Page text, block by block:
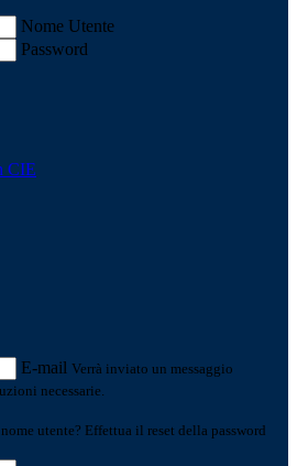
Nome Utente
Password
CIE
E-mail Verrà inviato un messaggio
necessarie.
utente? Effettua il reset della password